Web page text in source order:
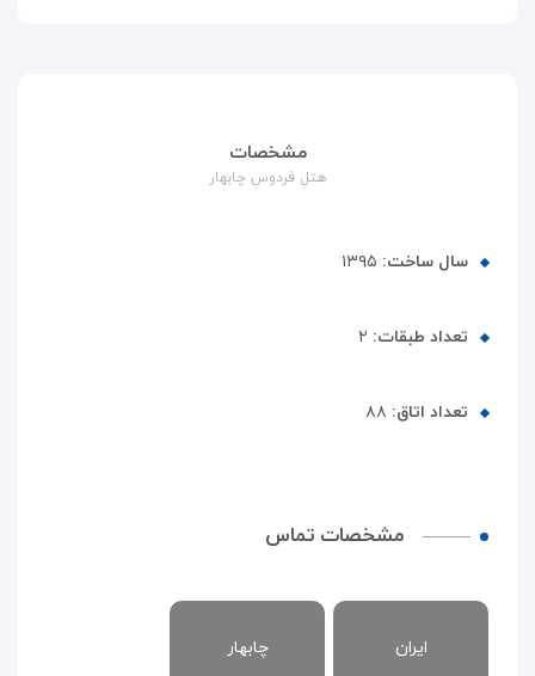
مشخصات
هتل فردوس چابهار
سال ساخت: ۱۳۹۵
تعداد طبقات: ۲
تعداد اتاق: ۸۸
مشخصات تماس
ایران چابهار